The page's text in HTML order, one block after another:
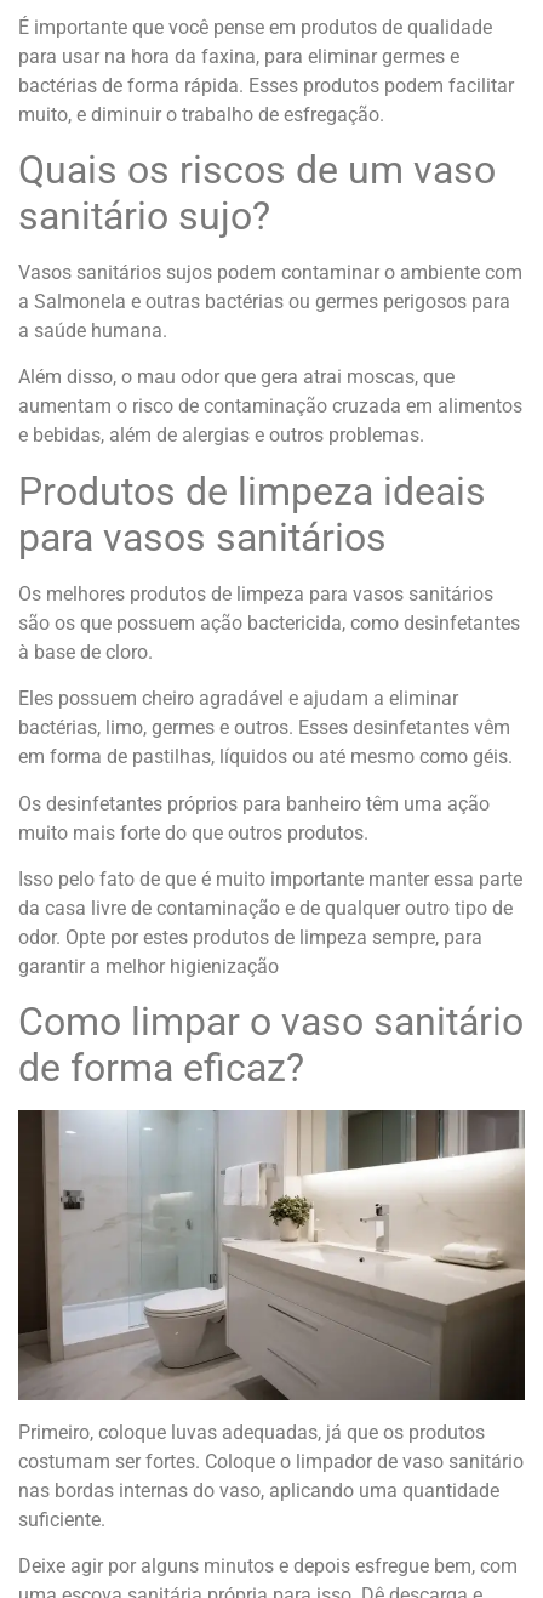
É importante que você pense em produtos de qualidade
para usar na hora da faxina, para eliminar germes e
bactérias de forma rápida. Esses produtos podem facilitar
muito, e diminuir o trabalho de esfregação.
Quais os riscos de um vaso
sanitário sujo?
Vasos sanitários sujos podem contaminar o ambiente com
a Salmonela e outras bactérias ou germes perigosos para
a saúde humana.
Além disso, o mau odor que gera atrai moscas, que
aumentam o risco de contaminação cruzada em alimentos
e bebidas, além de alergias e outros problemas.
Produtos de limpeza ideais
para vasos sanitários
Os melhores produtos de limpeza para vasos sanitários
são os que possuem ação bactericida, como desinfetantes
à base de cloro.
Eles possuem cheiro agradável e ajudam a eliminar
bactérias, limo, germes e outros. Esses desinfetantes vêm
em forma de pastilhas, líquidos ou até mesmo como géis.
Os desinfetantes próprios para banheiro têm uma ação
muito mais forte do que outros produtos.
Isso pelo fato de que é muito importante manter essa parte
da casa livre de contaminação e de qualquer outro tipo de
odor. Opte por estes produtos de limpeza sempre, para
garantir a melhor higienização
Como limpar o vaso sanitário
de forma eficaz?
Primeiro, coloque luvas adequadas, já que os produtos
costumam ser fortes. Coloque o limpador de vaso sanitário
nas bordas internas do vaso, aplicando uma quantidade
suficiente.
Deixe agir por alguns minutos e depois esfregue bem, com